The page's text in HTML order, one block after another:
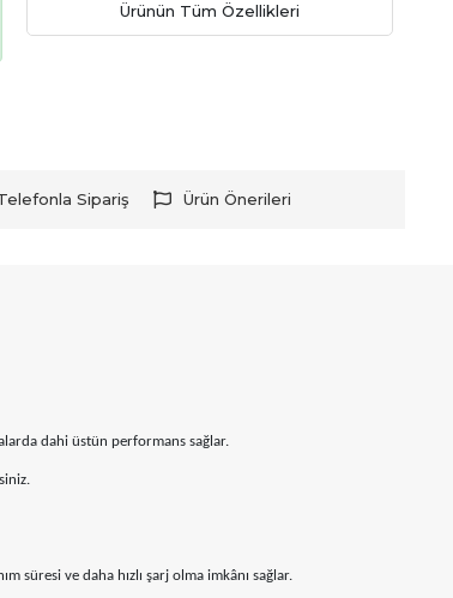
Ürünün Tüm Özellikleri
Sipariş Ürün Önerileri
dahi üstün performans sağlar.
süresi ve daha hızlı şarj olma imkânı sağlar.